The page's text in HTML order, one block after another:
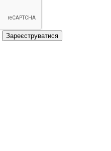
Зареєструватися